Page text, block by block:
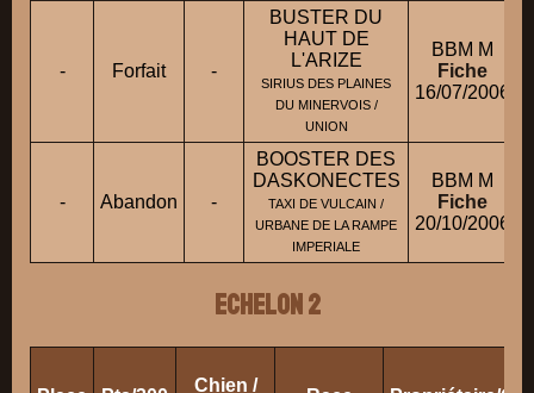
- Forfait -
BUSTER DU
HAUT DE
L'ARIZE
SIRIUS DES PLAINES
DU MINERVOIS /
UNION
BBM M
Fiche
16/07/2006
- Abandon -
BOOSTER DES
DASKONECTES
TAXI DE VULCAIN /
URBANE DE LA RAMPE
IMPERIALE
BBM M
Fiche
20/10/2006
ECHELON 2
Chien /